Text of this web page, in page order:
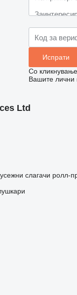
Со
Вашите лични
Ltd
слагачи ролл-